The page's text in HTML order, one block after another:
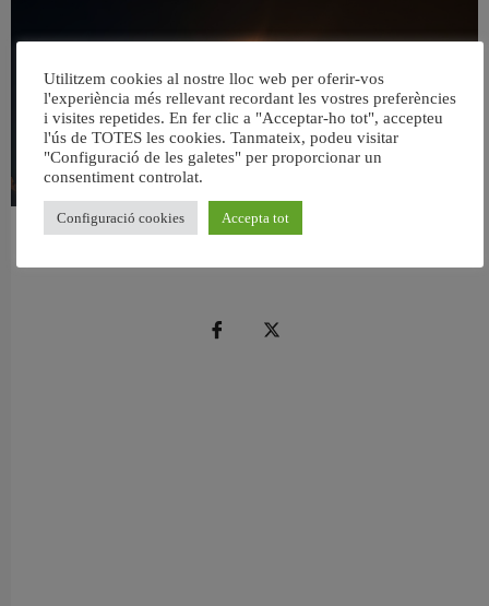
València reforça la neteja de les platges per a l’eclipsi solar del 12 d’agost
Utilitzem cookies al nostre lloc web per oferir-vos
l'experiència més rellevant recordant les vostres preferències
i visites repetides. En fer clic a "Acceptar-ho tot", accepteu
l'ús de TOTES les cookies. Tanmateix, podeu visitar
"Configuració de les galetes" per proporcionar un
consentiment controlat.
Configuració cookies Accepta tot